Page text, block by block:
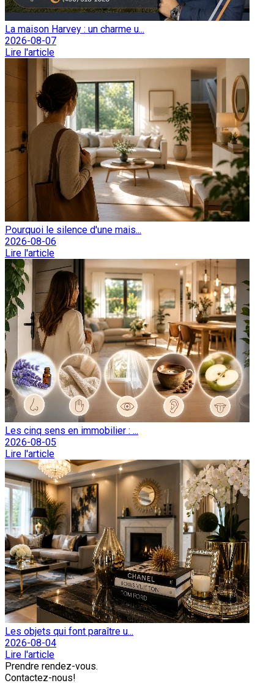
La maison Harvey : un charme u...
2026-08-07
Lire l'article
Pourquoi le silence d'une mais...
2026-08-06
Lire l'article
Les cinq sens en immobilier : ...
2026-08-05
Lire l'article
Les objets qui font paraître u...
2026-08-04
Lire l'article
Prendre rendez-vous.
Contactez-nous!